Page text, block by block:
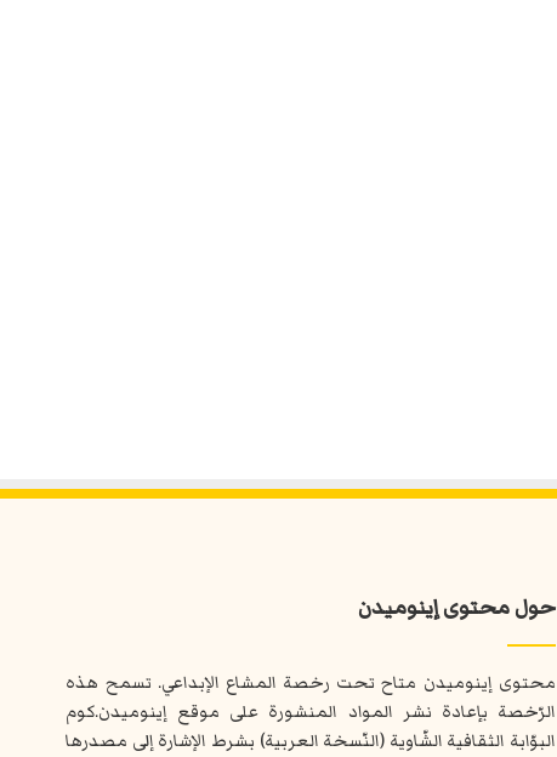
حول محتوى إينوميدن
محتوى إينوميدن متاح تحت رخصة المشاع الإبداعي. تسمح هذه
الرّخصة بإعادة نشر المواد المنشورة على موقع إينوميدن.كوم
البوّابة الثقافية الشّاوية (النّسخة العربية) بشرط الإشارة إلى مصدرها